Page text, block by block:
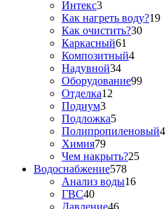
Интекс3
Как нагреть воду?19
Как очистить?30
Каркасный61
Композитный4
Надувной34
Оборудование99
Отделка12
Подиум3
Подложка5
Полипропиленовый4
Химия79
Чем накрыть?25
Водоснабжение578
Анализ воды16
ГВС40
Давление46